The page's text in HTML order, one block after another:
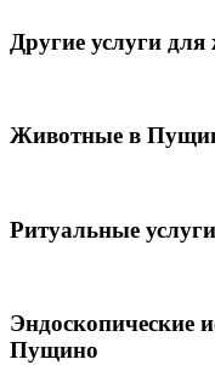
Другие услуги
Животные в
Ритуальные
Эндоскопические
Пущино